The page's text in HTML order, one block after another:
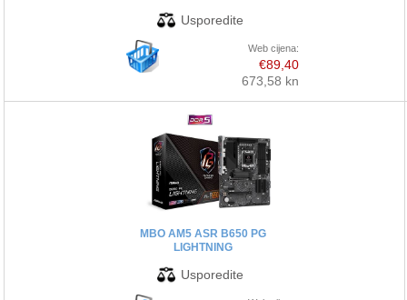
Web cijena:
€89,40
673,58 kn
MBO AM5 ASR B650 PG
LIGHTNING